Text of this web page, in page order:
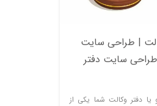
| طراحی سایت
سایت دفتر
دفتر وکالت شما یکی از